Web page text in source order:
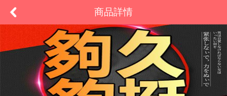
商品詳情